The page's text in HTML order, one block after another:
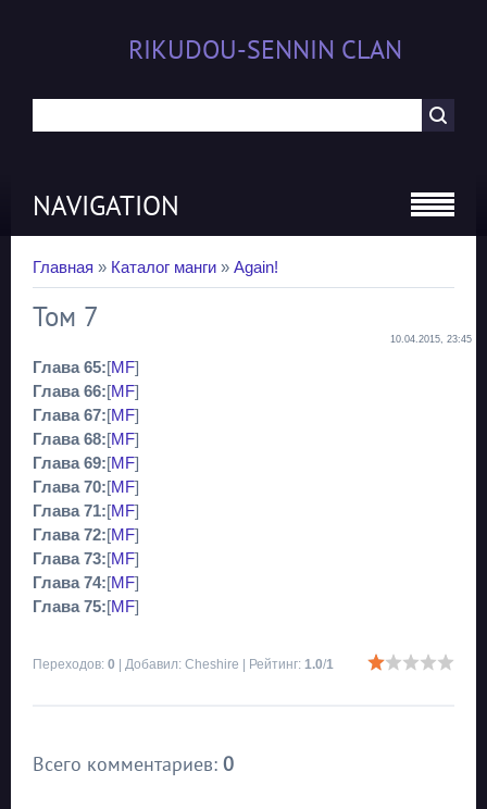
RIKUDOU-SENNIN CLAN
NAVIGATION
Главная » Каталог манги » Again!
Том 7
10.04.2015, 23:45
Глава 65:[MF]
Глава 66:[MF]
Глава 67:[MF]
Глава 68:[MF]
Глава 69:[MF]
Глава 70:[MF]
Глава 71:[MF]
Глава 72:[MF]
Глава 73:[MF]
Глава 74:[MF]
Глава 75:[MF]
Переходов: 0 Добавил: Cheshire Рейтинг: 1.0/1
Всего комментариев: 0